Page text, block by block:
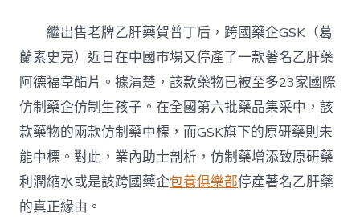
肝
藥
背
后
跨
國
藥
企
“台
包
養
繼出售老牌乙肝藥賀普丁后，跨國藥企GSK（葛
蘭素史克）近日在中國市場又停產了一款著名乙肝藥
阿德福韋酯片。據清楚，該款藥物已被至多23家國際
仿制藥企仿制生孩子。在全國第六批藥品集采中，該
款藥物的兩款仿制藥中標，而GSK旗下的原研藥則未
能中標。對此，業內助士剖析，仿制藥增添致原研藥
利潤縮水或是該跨國藥企包養俱樂部停產著名乙肝藥
的真正緣由。